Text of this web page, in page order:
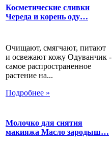
Косметические сливки
Череда и корень оду…
Очищают, смягчают, питают
и освежают кожу Одуванчик -
самое распространенное
растение на...
Подробнее »
Молочко для снятия
макияжа Масло зародыш…